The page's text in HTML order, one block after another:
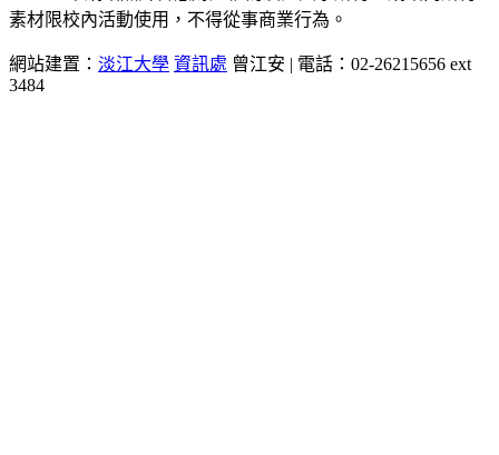
素材限校內活動使用，不得從事商業行為。
網站建置： 淡江大學 資訊處 曾江安 | 電話：02-26215656 ext
3484